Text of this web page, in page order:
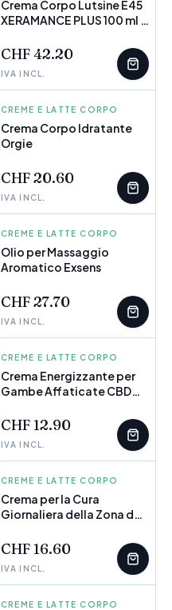
POCHI PEZZI
Crema Corpo Lutsine E45
XERAMANCE PLUS 100 ml 2
CHF 42.20
IVA INCL.
ORGIE
CREME E LATTE CORPO
Crema Corpo Idratante
Orgie
CHF 20.60
IVA INCL.
EXSENS
CREME E LATTE CORPO
Olio per Massaggio
Aromatico Exsens
CHF 27.70
IVA INCL.
INNOVAGOODS
CREME E LATTE CORPO
Crema Energizzante per
Gambe Affaticate CBD
200 ml
CHF 12.90
IVA INCL.
MUSTELA
CREME E LATTE CORPO
Crema per la Cura
Giornaliera della Zona del
Pannolino
CHF 16.60
IVA INCL.
SVR
CREME E LATTE CORPO